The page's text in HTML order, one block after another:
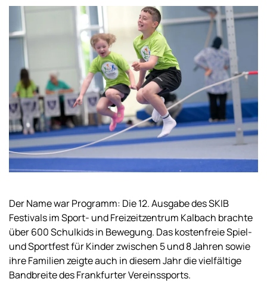
Der Name war Programm: Die 12. Ausgabe des SKIB
Festivals im Sport- und Freizeitzentrum Kalbach brachte
über 600 Schulkids in Bewegung. Das kostenfreie Spiel-
und Sportfest für Kinder zwischen 5 und 8 Jahren sowie
ihre Familien zeigte auch in diesem Jahr die vielfältige
Bandbreite des Frankfurter Vereinssports.